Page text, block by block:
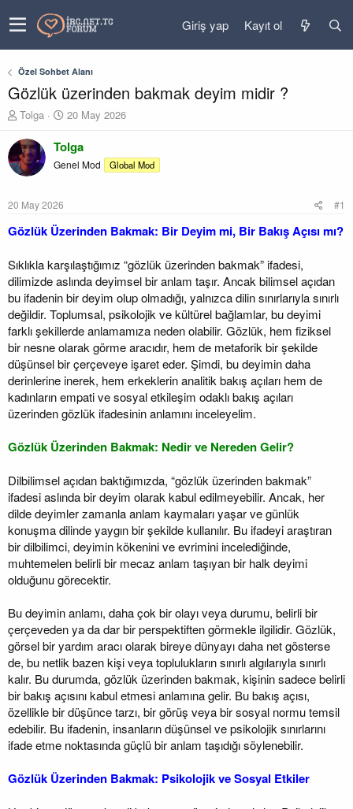
Giriş yap Kayıt ol
Özel Sohbet Alanı
Gözlük üzerinden bakmak deyim midir ?
K
n
u
y
b
a
ş
t
a
n
Tolga
B
ş
l
a
ç
r
i
h
i
20 May 2026
Tolga
Genel Mod Global Mod
20 May 2026 #1
Gözlük Üzerinden Bakmak: Bir Deyim mi, Bir Bakış Açısı mı?
Sıklıkla karşılaştığımız “gözlük üzerinden bakmak” ifadesi,
dilimizde aslında deyimsel bir anlam taşır. Ancak bilimsel açıdan
bu ifadenin bir deyim olup olmadığı, yalnızca dilin sınırlarıyla sınırlı
değildir. Toplumsal, psikolojik ve kültürel bağlamlar, bu deyimi
farklı şekillerde anlamamıza neden olabilir. Gözlük, hem fiziksel
bir nesne olarak görme aracıdır, hem de metaforik bir şekilde
düşünsel bir çerçeveye işaret eder. Şimdi, bu deyimin daha
derinlerine inerek, hem erkeklerin analitik bakış açıları hem de
kadınların empati ve sosyal etkileşim odaklı bakış açıları
üzerinden gözlük ifadesinin anlamını inceleyelim.
Gözlük Üzerinden Bakmak: Nedir ve Nereden Gelir?
Dilbilimsel açıdan baktığımızda, “gözlük üzerinden bakmak”
ifadesi aslında bir deyim olarak kabul edilmeyebilir. Ancak, her
dilde deyimler zamanla anlam kaymaları yaşar ve günlük
konuşma dilinde yaygın bir şekilde kullanılır. Bu ifadeyi araştıran
bir dilbilimci, deyimin kökenini ve evrimini incelediğinde,
muhtemelen belirli bir mecaz anlam taşıyan bir halk deyimi
olduğunu görecektir.
Bu deyimin anlamı, daha çok bir olayı veya durumu, belirli bir
çerçeveden ya da dar bir perspektiften görmekle ilgilidir. Gözlük,
görsel bir yardım aracı olarak bireye dünyayı daha net gösterse
de, bu netlik bazen kişi veya toplulukların sınırlı algılarıyla sınırlı
kalır. Bu durumda, gözlük üzerinden bakmak, kişinin sadece belirli
bir bakış açısını kabul etmesi anlamına gelir. Bu bakış açısı,
özellikle bir düşünce tarzı, bir görüş veya bir sosyal normu temsil
edebilir. Bu ifadenin, insanların düşünsel ve psikolojik sınırlarını
ifade etme noktasında güçlü bir anlam taşıdığı söylenebilir.
Gözlük Üzerinden Bakmak: Psikolojik ve Sosyal Etkiler